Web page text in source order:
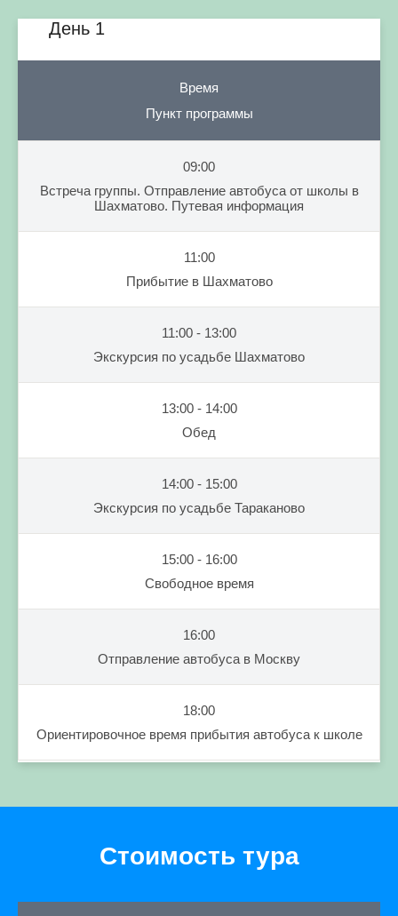
День 1
Время
Пункт программы
09:00
Встреча группы. Отправление автобуса от школы в
Шахматово. Путевая информация
11:00
Прибытие в Шахматово
11:00 - 13:00
Экскурсия по усадьбе Шахматово
13:00 - 14:00
Обед
14:00 - 15:00
Экскурсия по усадьбе Тараканово
15:00 - 16:00
Свободное время
16:00
Отправление автобуса в Москву
18:00
Ориентировочное время прибытия автобуса к школе
Стоимость тура